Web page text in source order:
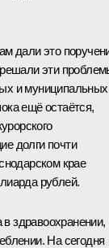
дали это
эти
и муниципальных
ещё остаётся,
долги почти
крае
рублей.
здравоохранении,
На сегодня